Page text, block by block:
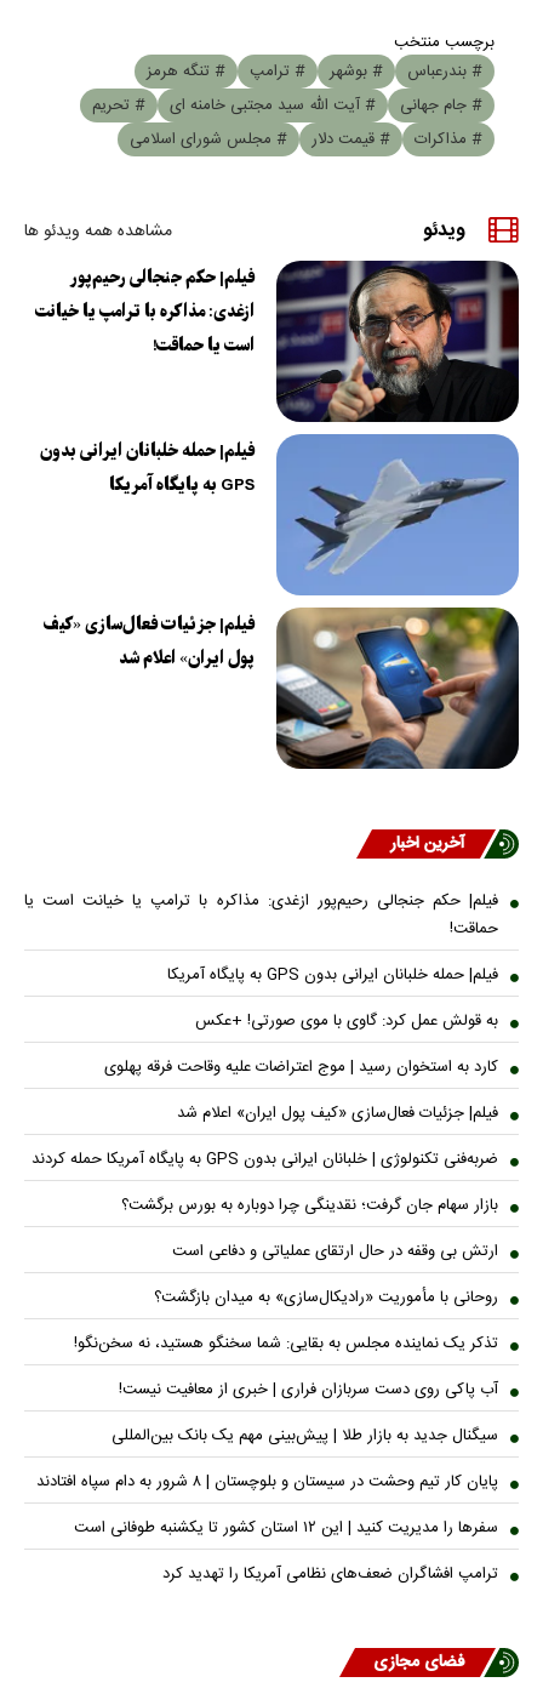
برچسب منتخب
# بندرعباس
# بوشهر # ترامپ
# تنگه هرمز
# جام جهانی
# آیت الله سید مجتبی خامنه ای
# تحریم
# مذاکرات
# قیمت دلار # مجلس شورای اسلامی
ویدئو مشاهده همه ویدئو ها
فیلم| حکم جنجالی رحیم‌پور
ازغدی: مذاکره با ترامپ یا خیانت
است یا حماقت!
فیلم| حمله خلبانان ایرانی بدون
GPS به پایگاه آمریکا
فیلم| جزئیات فعال‌سازی «کیف
پول ایران» اعلام شد
آخرین اخبار
فیلم| حکم جنجالی رحیم‌پور ازغدی: مذاکره با ترامپ یا خیانت است یا
حماقت!
فیلم| حمله خلبانان ایرانی بدون GPS به پایگاه آمریکا
به قولش عمل کرد: گاوی با موی صورتی! +عکس
کارد به استخوان رسید | موج اعتراضات علیه وقاحت فرقه پهلوی
فیلم| جزئیات فعال‌سازی «کیف پول ایران» اعلام شد
ضربه‌فنی تکنولوژی | خلبانان ایرانی بدون GPS به پایگاه آمریکا حمله کردند
بازار سهام جان گرفت؛ نقدینگی چرا دوباره به بورس برگشت؟
ارتش بی وقفه در حال ارتقای عملیاتی و دفاعی است
روحانی با مأموریت «رادیکال‌سازی» به میدان بازگشت؟
تذکر یک نماینده مجلس به بقایی: شما سخنگو هستید، نه سخن‌نگو!
آب پاکی روی دست سربازان فراری | خبری از معافیت نیست!
سیگنال جدید به بازار طلا | پیش‌بینی مهم یک بانک بین‌المللی
پایان کار تیم وحشت در سیستان و بلوچستان | ۸ شرور به دام سپاه افتادند
سفر‌ها را مدیریت کنید | این ۱۲ استان کشور تا یکشنبه طوفانی است
ترامپ افشاگران ضعف‌های نظامی آمریکا را تهدید کرد
فضای مجازی